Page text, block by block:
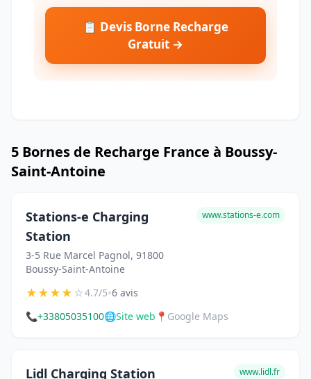
📋 Devis Borne Recharge
Gratuit →
5 Bornes de Recharge France à Boussy-
Saint-Antoine
Stations-e Charging
Station
3-5 Rue Marcel Pagnol, 91800
Boussy-Saint-Antoine
www.stations-e.com
★★★★☆4.7/5•6 avis
📞+33805035100🌐Site web 📍 Google Maps
Lidl Charging Station www.lidl.fr